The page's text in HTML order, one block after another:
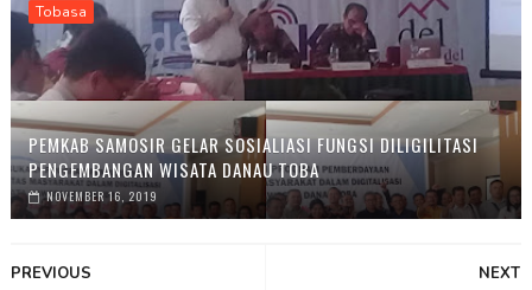
Tobasa
PEMKAB SAMOSIR GELAR SOSIALIASI FUNGSI DILIGILITASI
PENGEMBANGAN WISATA DANAU TOBA
NOVEMBER 16, 2019
NEXT
PREVIOUS